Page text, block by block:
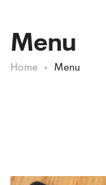
Menu
Home Menu